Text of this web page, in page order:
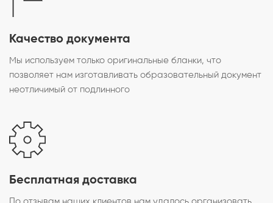
Качество документа
Мы используем только оригинальные бланки, что
позволяет нам изготавливать образовательный документ
неотличимый от подлинного
Бесплатная доставка